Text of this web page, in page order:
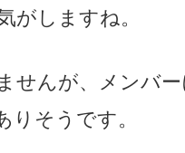
しますね。
せんが、メンバ
そうです。